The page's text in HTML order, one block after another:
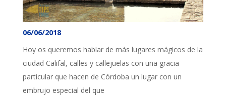
06/06/2018
Hoy os queremos hablar de más lugares mágicos de la
ciudad Califal, calles y callejuelas con una gracia
particular que hacen de Córdoba un lugar con un
embrujo especial del que